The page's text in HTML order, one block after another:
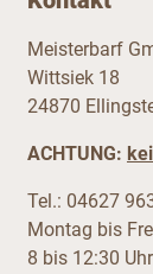
Meisterbarf
Wittsiek 18
24870
ACHTUNG:
Tel.: 04627
Montag bis
8 bis 12:30